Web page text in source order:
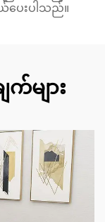
ပေးပါသည်။
များ